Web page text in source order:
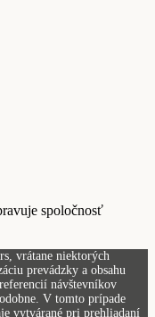
spoločnosť
vrátane niektorých
prevádzky a obsahu
návštevníkov
V tomto prípade
vytvárané pri prehliadaní